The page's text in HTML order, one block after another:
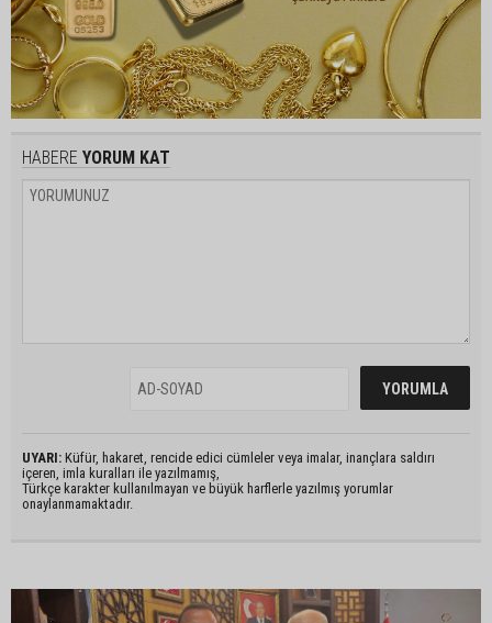
HABERE YORUM KAT
UYARI: Küfür, hakaret, rencide edici cümleler veya imalar, inançlara saldırı
içeren, imla kuralları ile yazılmamış,
Türkçe karakter kullanılmayan ve büyük harflerle yazılmış yorumlar
onaylanmamaktadır.